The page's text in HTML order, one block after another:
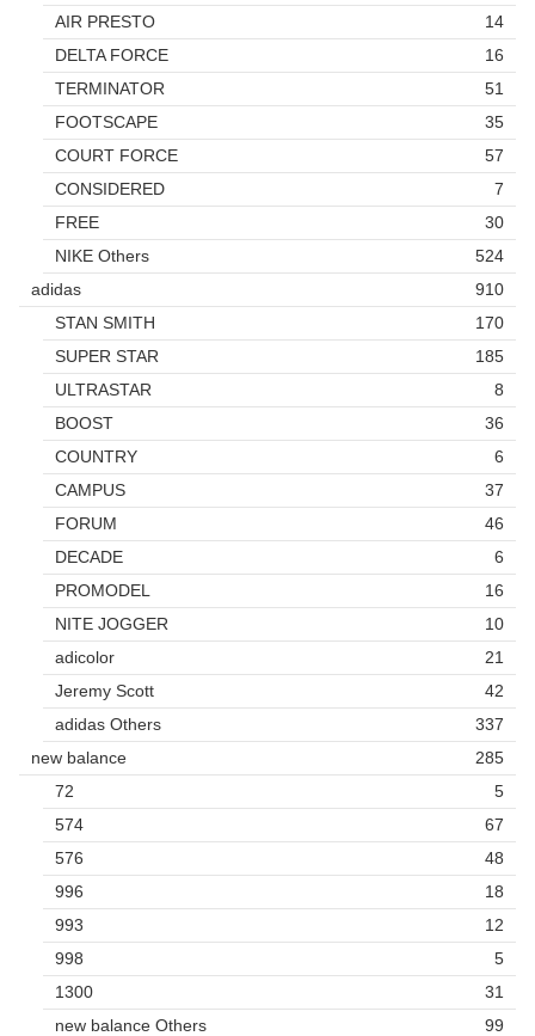
AIR PRESTO
14
DELTA FORCE
16
TERMINATOR
51
FOOTSCAPE
35
COURT FORCE
57
CONSIDERED
7
FREE
30
NIKE Others
524
adidas
910
STAN SMITH
170
SUPER STAR
185
ULTRASTAR
8
BOOST
36
COUNTRY
6
CAMPUS
37
FORUM
46
DECADE
6
PROMODEL
16
NITE JOGGER
10
adicolor
21
Jeremy Scott
42
adidas Others
337
new balance
285
72
5
574
67
576
48
996
18
993
12
998
5
1300
31
new balance Others
99